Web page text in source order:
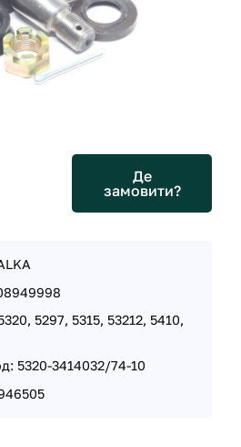
Де
замовити?
5297, 5315, 53212, 5410,
5320-3414032/74-10